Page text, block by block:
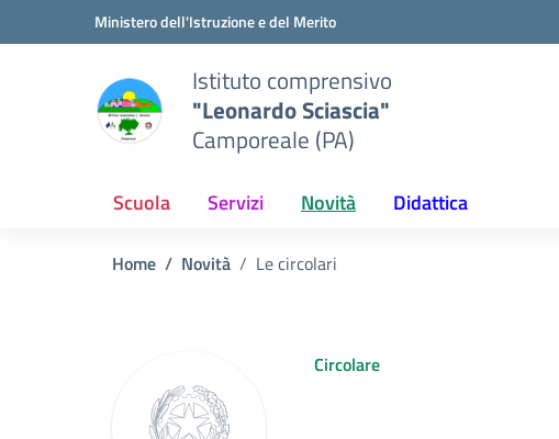
Vai ai contenuti
Vai al menu di navigazioneMinistero dell'Istruzione e del Merito
Istituto comprensivo
"Leonardo Sciascia"
Camporeale (PA)
Scuola Servizi Novità Didattica
Home Novità Le circolari
Circolare